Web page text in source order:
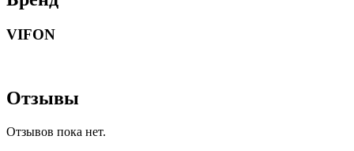
VIFON
Отзывы
Отзывов пока нет.